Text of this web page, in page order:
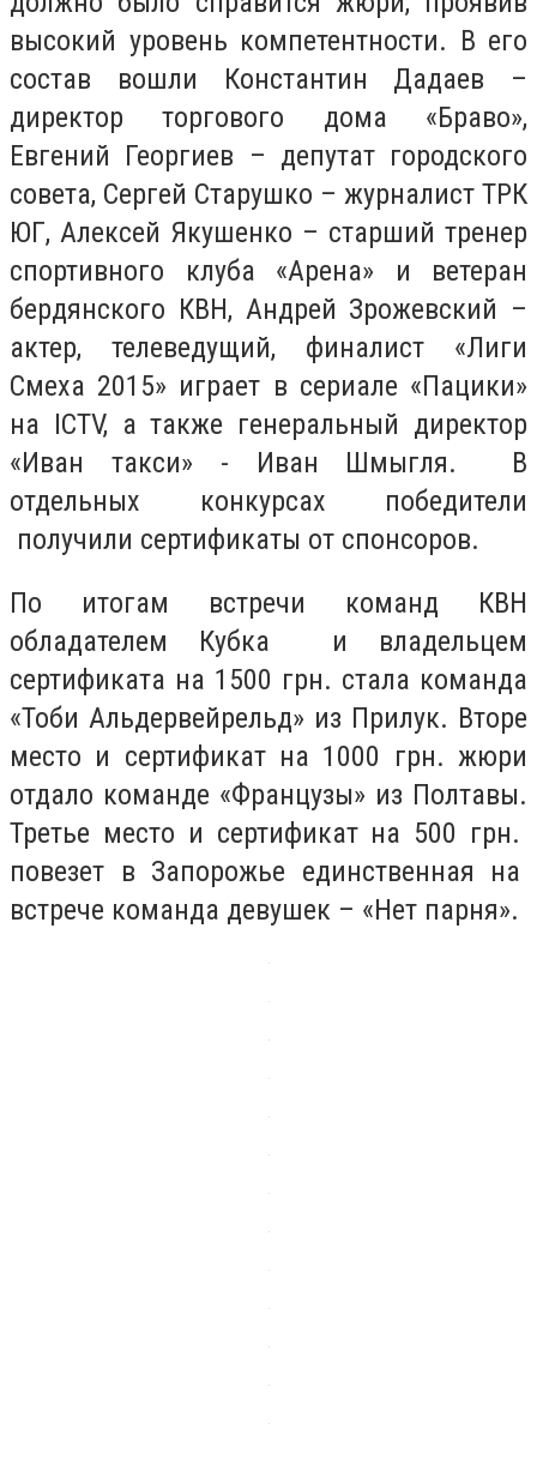
высокий уровень компетентности. В его
состав вошли Константин Дадаев –
директор торгового дома «Браво»,
Евгений Георгиев – депутат городского
совета, Сергей Старушко – журналист ТРК
ЮГ, Алексей Якушенко – старший тренер
спортивного клуба «Арена» и ветеран
бердянского КВН, Андрей Зрожевский –
актер, телеведущий, финалист «Лиги
Смеха 2015» играет в сериале «Пацики»
на ICTV, а также генеральный директор
«Иван такси» - Иван Шмыгля. В
отдельных конкурсах победители
получили сертификаты от спонсоров.
По итогам встречи команд КВН
обладателем Кубка и владельцем
сертификата на 1500 грн. стала команда
«Тоби Альдервейрельд» из Прилук. Вторе
место и сертификат на 1000 грн. жюри
отдало команде «Французы» из Полтавы.
Третье место и сертификат на 500 грн.
повезет в Запорожье единственная на
встрече команда девушек – «Нет парня».